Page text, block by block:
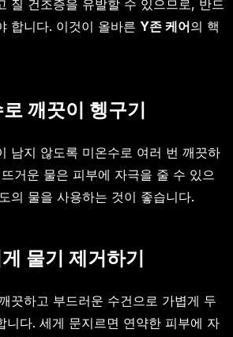
질 건조증을 유발할 수 있으므로, 반드
합니다. 이것이 올바른 Y존 케어의 핵
깨끗이 헹구기
남지 않도록 미온수로 여러 번 깨끗하
거운 물은 피부에 자극을 줄 수 있으
의 물을 사용하는 것이 좋습니다.
물기 제거하기
끗하고 부드러운 수건으로 가볍게 두
니다. 세게 문지르면 연약한 피부에 자